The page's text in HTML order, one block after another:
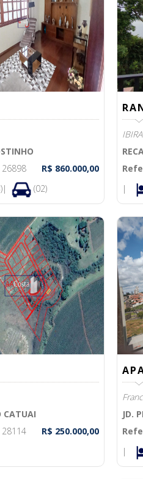
26898
R$ 860.000,00
(02)
|
CATUAI
28114
R$ 250.000,00
JD.
|